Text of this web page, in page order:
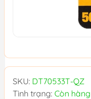
SKU: DT70533T-QZ
Tình trạng: Còn hàng